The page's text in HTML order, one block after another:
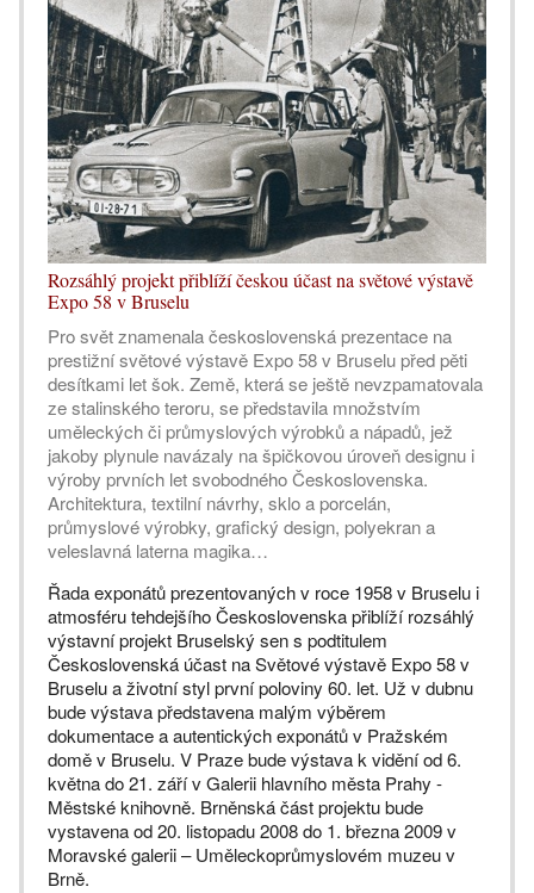
Rozsáhlý projekt přiblíží českou účast na světové výstavě
Expo 58 v Bruselu
Pro svět znamenala československá prezentace na
prestižní světové výstavě Expo 58 v Bruselu před pěti
desítkami let šok. Země, která se ještě nevzpamatovala
ze stalinského teroru, se představila množstvím
uměleckých či průmyslových výrobků a nápadů, jež
jakoby plynule navázaly na špičkovou úroveň designu i
výroby prvních let svobodného Československa.
Architektura, textilní návrhy, sklo a porcelán,
průmyslové výrobky, grafický design, polyekran a
veleslavná laterna magika…
Řada exponátů prezentovaných v roce 1958 v Bruselu i
atmosféru tehdejšího Československa přiblíží rozsáhlý
výstavní projekt Bruselský sen s podtitulem
Československá účast na Světové výstavě Expo 58 v
Bruselu a životní styl první poloviny 60. let. Už v dubnu
bude výstava představena malým výběrem
dokumentace a autentických exponátů v Pražském
domě v Bruselu. V Praze bude výstava k vidění od 6.
května do 21. září v Galerii hlavního města Prahy -
Městské knihovně. Brněnská část projektu bude
vystavena od 20. listopadu 2008 do 1. března 2009 v
Moravské galerii – Uměleckoprůmyslovém muzeu v
Brně.